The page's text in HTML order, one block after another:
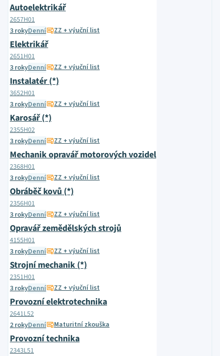
Autoelektrikář
2657H01
3 rokyDenní ZZ + výuční list
Elektrikář
2651H01
3 rokyDenní ZZ + výuční list
Instalatér (*)
3652H01
3 rokyDenní ZZ + výuční list
Karosář (*)
2355H02
3 rokyDenní ZZ + výuční list
Mechanik opravář motorových vozidel
2368H01
3 rokyDenní ZZ + výuční list
Obráběč kovů (*)
2356H01
3 rokyDenní ZZ + výuční list
Opravář zemědělských strojů
4155H01
3 rokyDenní ZZ + výuční list
Strojní mechanik (*)
2351H01
3 rokyDenní ZZ + výuční list
Provozní elektrotechnika
2641L52
2 rokyDenní Maturitní zkouška
Provozní technika
2343L51